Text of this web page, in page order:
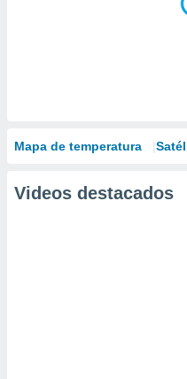
Mapa de temperatura
Videos destacados